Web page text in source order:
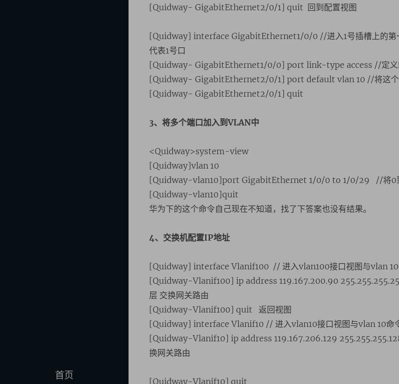
首页
[Quidway- GigabitEthernet2/0/1] quit 回到配置视图
[Quidway] interface GigabitEthernet1/0/0 //进入1号插槽上的第
代表1号口
[Quidway- GigabitEthernet1/0/0] port link-type access //定义
[Quidway- GigabitEthernet2/0/1] port default vlan 10 //将这个
[Quidway- GigabitEthernet2/0/1] quit
3、将多个端口加入到VLAN中
<Quidway>system-view
[Quidway]vlan 10
[Quidway-vlan10]port GigabitEthernet 1/0/0 to 1/0/29 //将0
[Quidway-vlan10]quit
华为下的这个命令自己现在不知道，找了下答案也没有结果。
4、交换机配置IP地址
[Quidway] interface Vlanif100 // 进入vlan100接口视图与vlan
[Quidway-Vlanif100] ip address 119.167.200.90
层 交换网关路由
[Quidway-Vlanif100] quit 返回视图
[Quidway] interface Vlanif10 // 进入vlan10接口视图与vlan 10命
[Quidway-Vlanif10] ip address 119.167.206.129
换网关路由
[Quidway-Vlanif10] quit